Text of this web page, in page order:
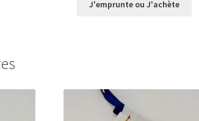
J'emprunte ou J'achète